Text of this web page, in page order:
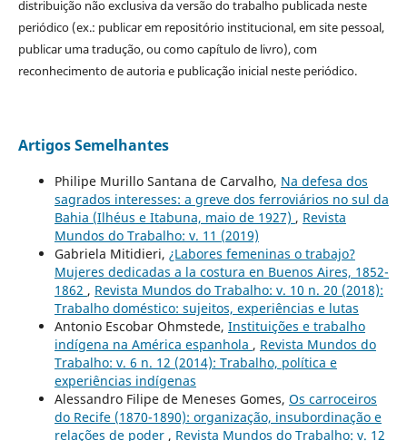
distribuição não exclusiva da versão do trabalho publicada neste
periódico (ex.: publicar em repositório institucional, em site pessoal,
publicar uma tradução, ou como capítulo de livro), com
reconhecimento de autoria e publicação inicial neste periódico.
Artigos Semelhantes
Philipe Murillo Santana de Carvalho, Na defesa dos
sagrados interesses: a greve dos ferroviários no sul da
Bahia (Ilhéus e Itabuna, maio de 1927) , Revista
Mundos do Trabalho: v. 11 (2019)
Gabriela Mitidieri, ¿Labores femeninas o trabajo?
Mujeres dedicadas a la costura en Buenos Aires, 1852-
1862 , Revista Mundos do Trabalho: v. 10 n. 20 (2018):
Trabalho doméstico: sujeitos, experiências e lutas
Antonio Escobar Ohmstede, Instituições e trabalho
indígena na América espanhola , Revista Mundos do
Trabalho: v. 6 n. 12 (2014): Trabalho, política e
experiências indígenas
Alessandro Filipe de Meneses Gomes, Os carroceiros
do Recife (1870-1890): organização, insubordinação e
relações de poder , Revista Mundos do Trabalho: v. 12